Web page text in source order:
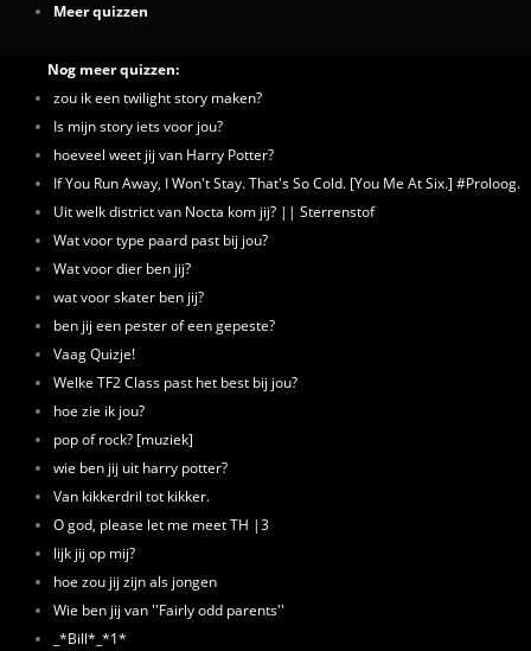
Meer quizzen
Nog meer quizzen:
zou ik een twilight story maken?
Is mijn story iets voor jou?
hoeveel weet jij van Harry Potter?
If You Run Away, I Won't Stay. That's So Cold. [You Me At Six.] #Proloog.
Uit welk district van Nocta kom jij? || Sterrenstof
Wat voor type paard past bij jou?
Wat voor dier ben jij?
wat voor skater ben jij?
ben jij een pester of een gepeste?
Vaag Quizje!
Welke TF2 Class past het best bij jou?
hoe zie ik jou?
pop of rock? [muziek]
wie ben jij uit harry potter?
Van kikkerdril tot kikker.
O god, please let me meet TH |3
lijk jij op mij?
hoe zou jij zijn als jongen
Wie ben jij van ''Fairly odd parents''
_*Bill*_*1*